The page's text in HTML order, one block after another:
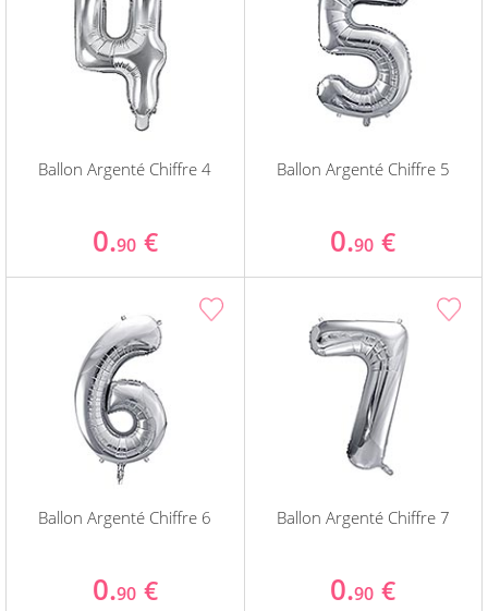
Ballon Argenté Chiffre 4
0.90 €
Ballon Argenté Chiffre 5
0.90 €
Ballon Argenté Chiffre 6
0.90 €
Ballon Argenté Chiffre 7
0.90 €